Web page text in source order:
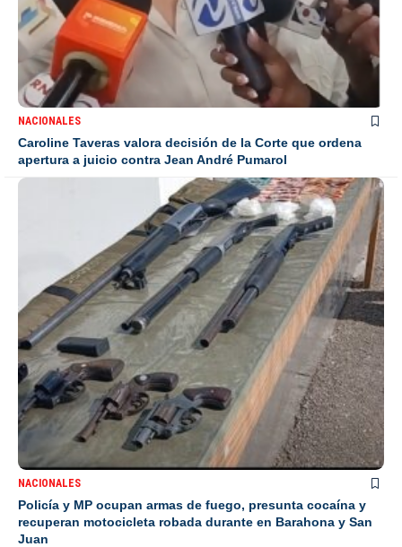
NACIONALES
Caroline Taveras valora decisión de la Corte que ordena
apertura a juicio contra Jean André Pumarol
NACIONALES
Policía y MP ocupan armas de fuego, presunta cocaína y
recuperan motocicleta robada durante en Barahona y San
Juan